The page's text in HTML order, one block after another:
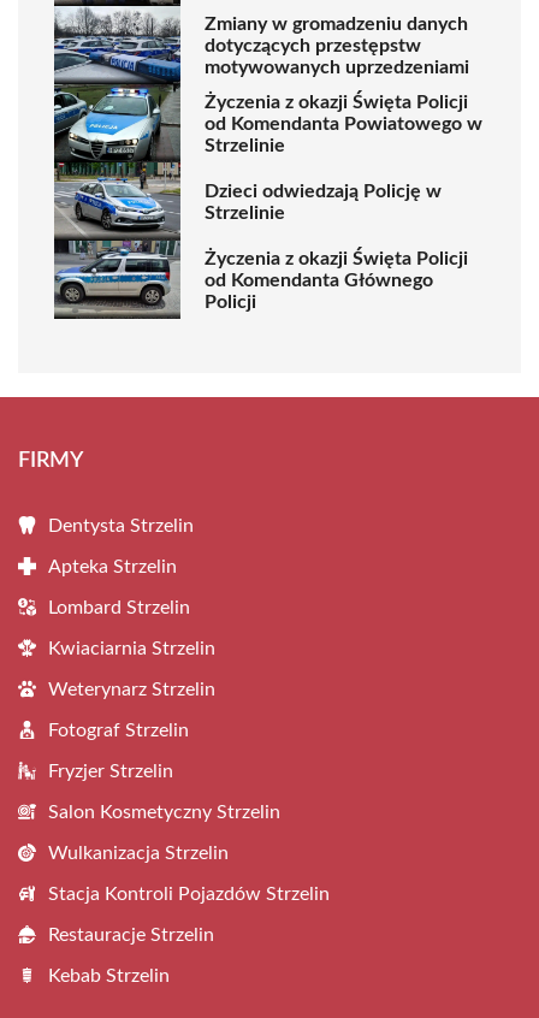
Zmiany w gromadzeniu danych
dotyczących przestępstw
motywowanych uprzedzeniami
Życzenia z okazji Święta Policji
od Komendanta Powiatowego w
Strzelinie
Dzieci odwiedzają Policję w
Strzelinie
Życzenia z okazji Święta Policji
od Komendanta Głównego
Policji
FIRMY
Dentysta Strzelin
Apteka Strzelin
Lombard Strzelin
Kwiaciarnia Strzelin
Weterynarz Strzelin
Fotograf Strzelin
Fryzjer Strzelin
Salon Kosmetyczny Strzelin
Wulkanizacja Strzelin
Stacja Kontroli Pojazdów Strzelin
Restauracje Strzelin
Kebab Strzelin